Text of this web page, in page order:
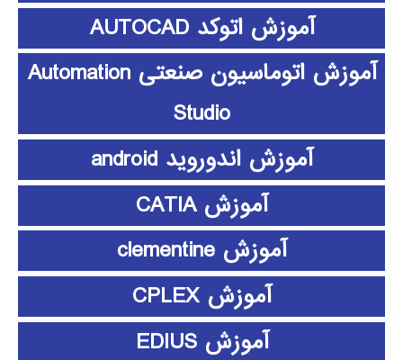
آموزش اتوکد AUTOCAD
آموزش اتوماسیون صنعتی Automation
Studio
آموزش اندوروید android
آموزش CATIA
آموزش clementine
آموزش CPLEX
آموزش EDIUS